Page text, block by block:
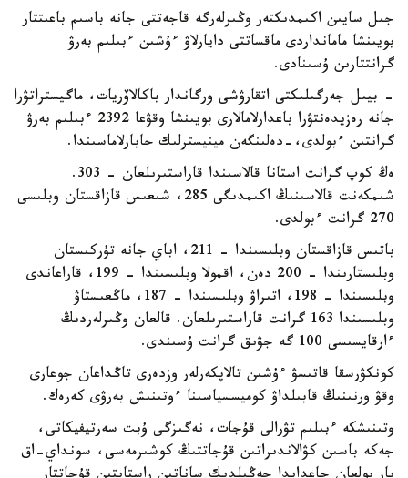
جىل سايىن اكىمدىكتەر وڭىرلەرگە قاجەتتى جانە باسىم باعىتتار
بويىنشا مامانداردى ماقساتتى دايارلاۋ ءۇشىن ءبىلىم بەرۋ
گرانتتارىن ۇسىنادى.
- بيىل جەرگىلىكتى اتقارۋشى ورگاندار باكالاۆريات، ماگيستراتۋرا
جانە رەزيدەنتۋرا باعدارلامالارى بويىنشا وقۋعا 2392 ءبىلىم بەرۋ
گرانتىن ءبولدى،-دەلىنگەن مينيسترلىك حابارلاماسىندا.
ەڭ كوپ گرانت استانا قالاسىندا قاراستىرىلعان - 303.
شىمكەنت قالاسىنىڭ اكىمدىگى 285، شىعىس قازاقستان وبلىسى
270 گرانت ءبولدى.
باتىس قازاقستان وبلىسىندا – 211، اباي جانە تۇركىستان
وبلىستارىندا – 200 دەن، اقمولا وبلىسىندا – 199، قاراعاندى
وبلىسىندا – 198، اتىراۋ وبلىسىندا – 187، ماڭعىستاۋ
وبلىسىندا 163 گرانت قاراستىرىلعان. قالعان وڭىرلەردىڭ
ءارقايسىسى 100 گە جۋىق گرانت ۇسىندى.
كونكۋرسقا قاتىسۋ ءۇشىن تالاپكەرلەر وزدەرى تاڭداعان جوعارى
وقۋ ورنىنىڭ قابىلداۋ كوميسسياسىنا ءوتىنىش بەرۋى كەرەك.
وتىنىشكە ءبىلىم تۋرالى قۇجات، نەگىزگى ۇبت سەرتيفيكاتى،
جەكە باسىن كۋالاندىراتىن قۇجاتتىڭ كوشىرمەسى، سونداي-اق